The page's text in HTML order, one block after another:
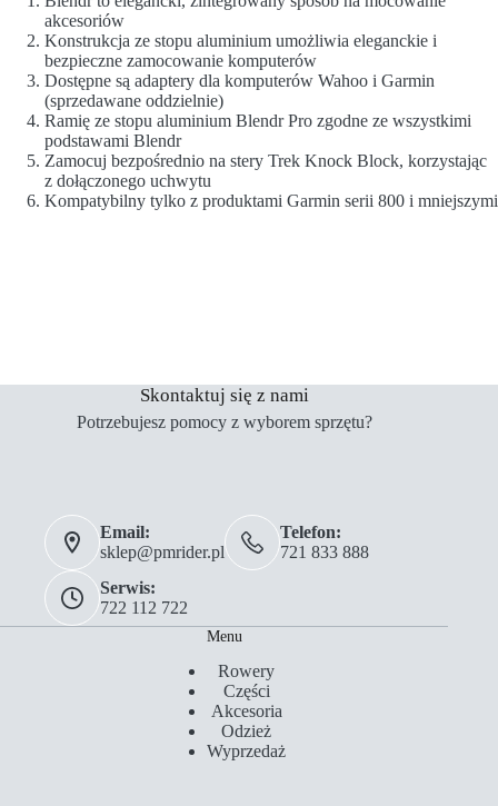
akcesoriów
Konstrukcja ze stopu aluminium umożliwia eleganckie i
bezpieczne zamocowanie komputerów
Dostępne są adaptery dla komputerów Wahoo i Garmin
(sprzedawane oddzielnie)
Ramię ze stopu aluminium Blendr Pro zgodne ze wszystkimi
podstawami Blendr
Zamocuj bezpośrednio na stery Trek Knock Block, korzystając
z dołączonego uchwytu
Kompatybilny tylko z produktami Garmin serii 800 i mniejszymi
Skontaktuj się z nami
Potrzebujesz pomocy z wyborem sprzętu?
Email:
sklep@pmrider.pl
Telefon:
721 833 888
Serwis:
722 112 722
Menu
Rowery
Części
Akcesoria
Odzież
Wyprzedaż